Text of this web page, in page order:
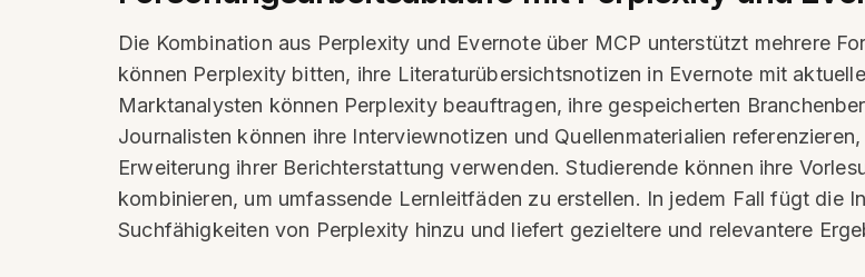
Die Kombination aus Perplexity und Evernote über MCP unterstützt mehrere
können Perplexity bitten, ihre Literaturübersichtsnotizen in Evernote mit
Marktanalysten können Perplexity beauftragen, ihre gespeicherten
Journalisten können ihre Interviewnotizen und Quellenmaterialien
Erweiterung ihrer Berichterstattung verwenden. Studierende können ihre
kombinieren, um umfassende Lernleitfäden zu erstellen. In jedem Fall fügt die
Suchfähigkeiten von Perplexity hinzu und liefert gezieltere und relevantere